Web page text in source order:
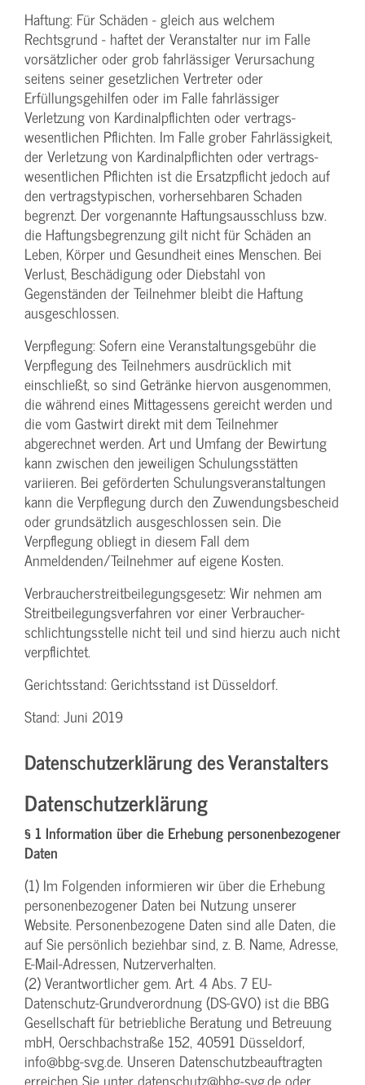
Haftung: Für Schäden - gleich aus welchem
Rechtsgrund - haftet der Veranstalter nur im Falle
vorsätzlicher oder grob fahrlässiger Verursachung
seitens seiner gesetzlichen Vertreter oder
Erfüllungsgehilfen oder im Falle fahrlässiger
Verletzung von Kardinalpflichten oder vertrags­
wesentlichen Pflichten. Im Falle grober Fahrlässigkeit,
der Verletzung von Kardinalpflichten oder vertrags­
wesentlichen Pflichten ist die Ersatzpflicht jedoch auf
den vertragstypischen, vorhersehbaren Schaden
begrenzt. Der vorgenannte Haftungs­ausschluss bzw.
die Haftungs­begrenzung gilt nicht für Schäden an
Leben, Körper und Gesundheit eines Menschen. Bei
Verlust, Beschädigung oder Diebstahl von
Gegenständen der Teilnehmer bleibt die Haftung
ausgeschlossen.
Verpflegung: Sofern eine Veranstaltungs­gebühr die
Verpflegung des Teilnehmers ausdrücklich mit
einschließt, so sind Getränke hiervon ausgenommen,
die während eines Mittagessens gereicht werden und
die vom Gastwirt direkt mit dem Teilnehmer
abgerechnet werden. Art und Umfang der Bewirtung
kann zwischen den jeweiligen Schulungsstätten
variieren. Bei geförderten Schulungs­veranstaltungen
kann die Verpflegung durch den Zuwendungs­bescheid
oder grundsätzlich ausgeschlossen sein. Die
Verpflegung obliegt in diesem Fall dem
Anmeldenden/­Teilnehmer auf eigene Kosten.
Verbraucher­streitbeilegungs­gesetz: Wir nehmen am
Streit­beilegungs­verfahren vor einer Verbraucher­
schlichtungs­stelle nicht teil und sind hierzu auch nicht
verpflichtet.
Gerichtsstand: Gerichtsstand ist Düsseldorf.
Stand: Juni 2019
Datenschutzerklärung des Veranstalters
Datenschutzerklärung
§ 1 Information über die Erhebung personenbezogener
Daten
(1) Im Folgenden informieren wir über die Erhebung
personenbezogener Daten bei Nutzung unserer
Website. Personenbezogene Daten sind alle Daten, die
auf Sie persönlich beziehbar sind, z. B. Name, Adresse,
E-Mail-Adressen, Nutzerverhalten.
(2) Verantwortlicher gem. Art. 4 Abs. 7 EU-
Datenschutz-Grundverordnung (DS-GVO) ist die BBG
Gesellschaft für betriebliche Beratung und Betreuung
mbH, Oerschbachstraße 152, 40591 Düsseldorf,
info@bbg-svg.de. Unseren Datenschutzbeauftragten